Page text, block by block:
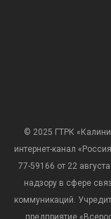
© 2025 ГТРК
интернет-канал
77-59166 от 22
надзору в сфере
коммуникаций.